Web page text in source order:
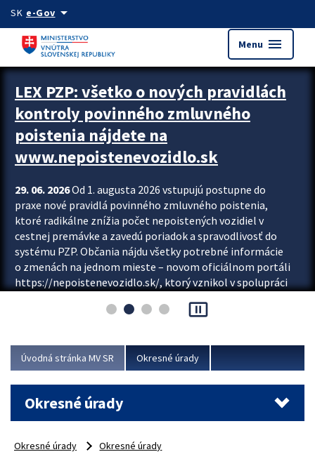
Preskocit na hlavný obsah
SK e-Govarrow_drop_down
Menu menu
Zastavit automatický posun upútavok
LEX PZP: všetko o nových pravidlách
kontroly povinného zmluvného
poistenia nájdete na
www.nepoistenevozidlo.sk
29. 06. 2026Od 1. augusta 2026 vstupujú postupne do
praxe nové pravidlá povinného zmluvného poistenia,
ktoré radikálne znížia počet nepoistených vozidiel v
cestnej premávke a zavedú poriadok a spravodlivosť do
systému PZP. Občania nájdu všetky potrebné informácie
o zmenách na jednom mieste – novom oficiálnom portáli
https://nepoistenevozidlo.sk/, ktorý vznikol v spolupráci
asociácie poisťovní (SLASPO) a Ministerstva vnútra SR.
Viac
pause_presentation
Úvodná stránka MV SR Okresné úrady
Okresné úrady
Okresné úrady
Okresné úrady